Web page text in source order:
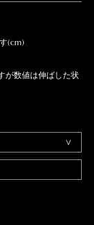
(cm)
が数値は伸ばした状